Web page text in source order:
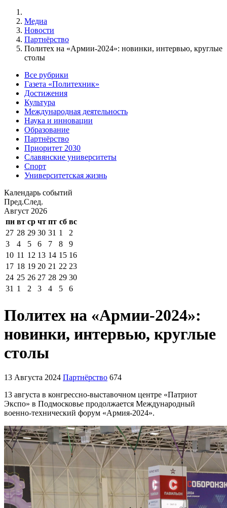
Медиа
Новости
Партнёрство
Политех на «Армии-2024»: новинки, интервью, круглые
столы
Все рубрики
Газета «Политехник»
Достижения
Культура
Международная деятельность
Наука и инновации
Образование
Партнёрство
Приоритет 2030
Славянские университеты
Спорт
Университетская жизнь
Календарь событий
Пред.След.
Август 2026
пн вт ср чт пт сб вс
27 28 29 30 31 1
2
3
4 5 6 7 8
9
10 11 12 13 14 15 16
17 18 19 20 21 22 23
24 25 26 27 28 29 30
31 1 2 3 4 5 6
Политех на «Армии-2024»:
новинки, интервью, круглые
столы
13 Августа 2024 Партнёрство 674
13 августа в конгрессно-выставочном центре «Патриот
Экспо» в Подмосковье продолжается Международный
военно-технический форум «Армия-2024».